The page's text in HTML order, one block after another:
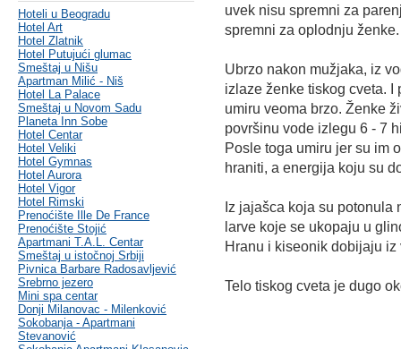
Hoteli u Beogradu
Hotel Art
Hotel Zlatnik
Hotel Putujući glumac
Smeštaj u Nišu
Apartman Milić - Niš
Hotel La Palace
Smeštaj u Novom Sadu
Planeta Inn Sobe
Hotel Centar
Hotel Veliki
Hotel Gymnas
Hotel Aurora
Hotel Vigor
Hotel Rimski
Prenoćište Ille De France
Prenoćište Stojić
Apartmani T.A.L. Centar
Smeštaj u istočnoj Srbiji
Pivnica Barbare Radosavljević
Srebrno jezero
Mini spa centar
Donji Milanovac - Milenković
Sokobanja - Apartmani
Stevanović
uvek nisu spremni za
spremni za oplodnju ženke.
Ubrzo nakon mužjaka, iz
izlaze ženke tiskog cveta.
umiru veoma brzo. Ženke
površinu vode izlegu 6 - 7
Posle toga umiru jer su im
hraniti, a energija koju su
Iz jajašca koja su potonula
larve koje se ukopaju u
Hranu i kiseonik dobijaju iz
Telo tiskog cveta je dugo